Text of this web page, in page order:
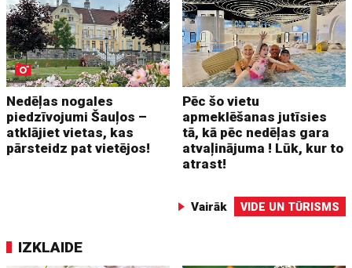
Nedēļas nogales
piedzīvojumi Šauļos –
atklājiet vietas, kas
pārsteidz pat vietējos!
Pēc šo vietu
apmeklēšanas jutīsies
tā, kā pēc nedēļas gara
atvaļinājuma ! Lūk, kur to
atrast!
Vairāk VIDE UN TŪRISMS
IZKLAIDE